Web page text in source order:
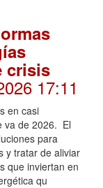
crisis
17:11
en casi
va de 2026. El
para
y tratar de aliviar
que inviertan en
qu